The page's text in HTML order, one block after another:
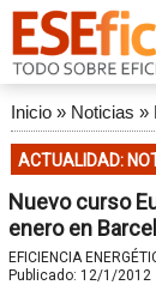
Inicio» Noticias »
ACTUALIDAD:
Nuevo curso
enero en
EFICIENCIA
Publicado: 12/1/2012